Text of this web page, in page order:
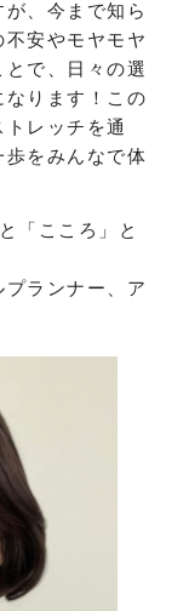
、今まで知ら
安やモヤモヤ
で、日々の選
ります！この
レッチを通
歩をみんなで体
「こころ」と
ランナー、ア